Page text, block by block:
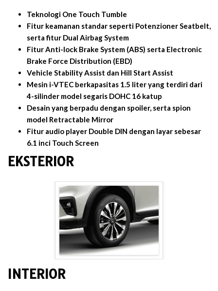
Teknologi One Touch Tumble
Fitur keamanan standar seperti Potenzioner Seatbelt,
serta fitur Dual Airbag System
Fitur Anti-lock Brake System (ABS) serta Electronic
Brake Force Distribution (EBD)
Vehicle Stability Assist dan Hill Start Assist
Mesin i-VTEC berkapasitas 1.5 liter yang terdiri dari
4-silinder model segaris DOHC 16 katup
Desain yang berpadu dengan spoiler, serta spion
model Retractable Mirror
Fitur audio player Double DIN dengan layar sebesar
6.1 inci Touch Screen
EKSTERIOR
INTERIOR